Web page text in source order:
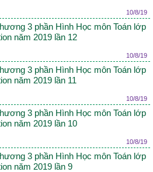
10/8/19
3 phần Hình Học môn Toán lớp
năm 2019 lần 12
10/8/19
3 phần Hình Học môn Toán lớp
năm 2019 lần 11
10/8/19
3 phần Hình Học môn Toán lớp
năm 2019 lần 10
10/8/19
3 phần Hình Học môn Toán lớp
năm 2019 lần 9